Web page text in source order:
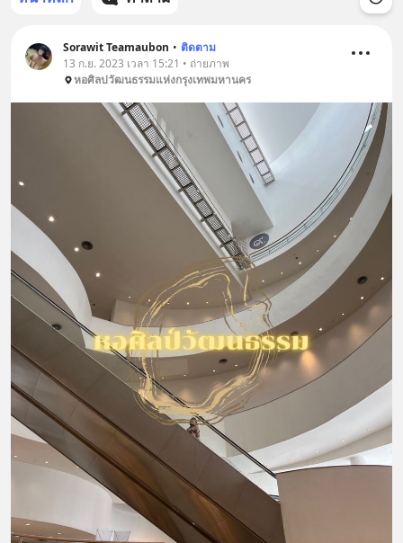
Sorawit Teamaubon • ติดตาม
13 ก.ย. 2023 เวลา 15:21 • ถ่ายภาพ
หอศิลปวัฒนธรรมแห่งกรุงเทพมหานคร